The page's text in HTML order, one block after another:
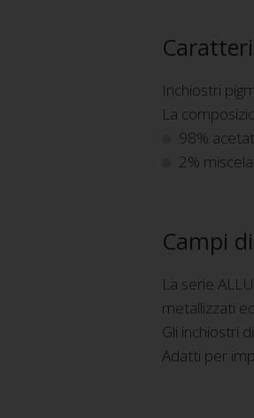
Inchiostri
La
98%
2%
Campi
La serie
metallizzati
Gli inchiostri
Adatti per